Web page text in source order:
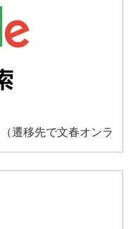
（遷移先で文春オンラ